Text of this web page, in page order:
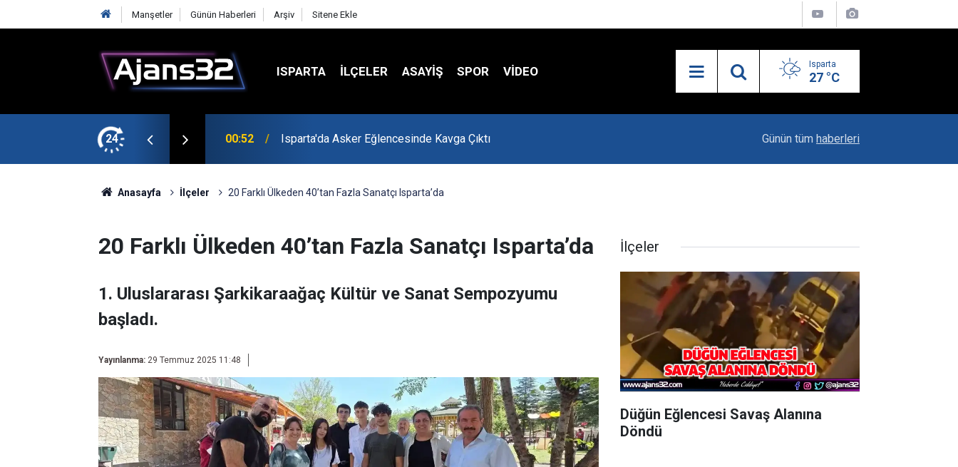
Manşetler Günün Haberleri Arşiv Sitene Ekle
ISPARTA İLÇELER ASAYİŞ SPOR VIDEO Isparta
27 °C
24 00:52 Isparta'da Asker Eğlencesinde Kavga Çıktı Uzaktan Hasta Değerlendirme Sistemi İle Yeni
Günün tüm haberleri
Anasayfa İlçeler 20 Farklı Ülkeden 40’tan Fazla Sanatçı Isparta’da
20 Farklı Ülkeden 40’tan Fazla Sanatçı Isparta’da
1. Uluslararası Şarkikaraağaç Kültür ve Sanat Sempozyumu
başladı.
Yayınlanma: 29 Temmuz 2025 11:48
İlçeler
Düğün Eğlencesi Savaş Alanına
Döndü